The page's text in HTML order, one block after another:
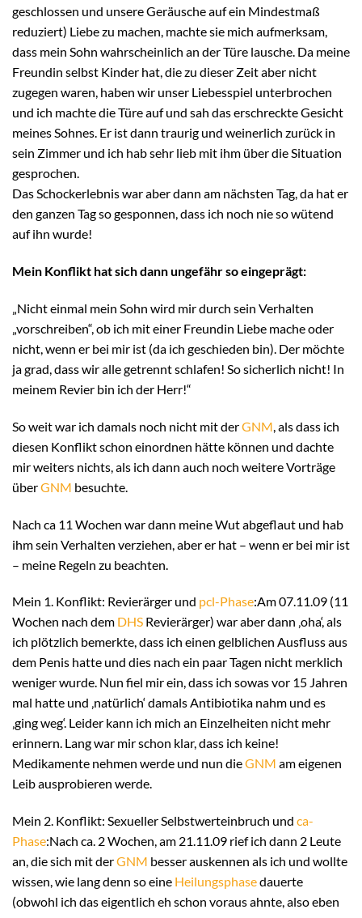
geschlossen und unsere Geräusche auf ein Mindestmaß
reduziert) Liebe zu machen, machte sie mich aufmerksam,
dass mein Sohn wahrscheinlich an der Türe lausche. Da meine
Freundin selbst Kinder hat, die zu dieser Zeit aber nicht
zugegen waren, haben wir unser Liebesspiel unterbrochen
und ich machte die Türe auf und sah das erschreckte Gesicht
meines Sohnes. Er ist dann traurig und weinerlich zurück in
sein Zimmer und ich hab sehr lieb mit ihm über die Situation
gesprochen.
Das Schockerlebnis war aber dann am nächsten Tag, da hat er
den ganzen Tag so gesponnen, dass ich noch nie so wütend
auf ihn wurde!
Mein Konflikt hat sich dann ungefähr so eingeprägt:
„Nicht einmal mein Sohn wird mir durch sein Verhalten
„vorschreiben“, ob ich mit einer Freundin Liebe mache oder
nicht, wenn er bei mir ist (da ich geschieden bin). Der möchte
ja grad, dass wir alle getrennt schlafen! So sicherlich nicht! In
meinem Revier bin ich der Herr!“
So weit war ich damals noch nicht mit derGNM , als dass ich
diesen Konflikt schon einordnen hätte können und dachte
mir weiters nichts, als ich dann auch noch weitere Vorträge
überGNM besuchte.
Nach ca 11 Wochen war dann meine Wut abgeflaut und hab
ihm sein Verhalten verziehen, aber er hat – wenn er bei mir ist
– meine Regeln zu beachten.
Mein 1. Konflikt: Revierärger und pcl-Phase:Am 07.11.09 (11
Wochen nach dem DHS Revierärger) war aber dann ‚oha‘, als
ich plötzlich bemerkte, dass ich einen gelblichen Ausfluss aus
dem Penis hatte und dies nach ein paar Tagen nicht merklich
weniger wurde. Nun fiel mir ein, dass ich sowas vor 15 Jahren
mal hatte und ‚natürlich‘ damals Antibiotika nahm und es
‚ging weg‘. Leider kann ich mich an Einzelheiten nicht mehr
erinnern. Lang war mir schon klar, dass ich keine!
Medikamente nehmen werde und nun dieGNM am eigenen
Leib ausprobieren werde.
Mein 2. Konflikt: Sexueller Selbstwerteinbruch und ca-
Phase:Nach ca. 2 Wochen, am 21.11.09 rief ich dann 2 Leute
an, die sich mit derGNM besser auskennen als ich und wollte
wissen, wie lang denn so eine Heilungsphasedauerte
(obwohl ich das eigentlich eh schon voraus ahnte, also eben